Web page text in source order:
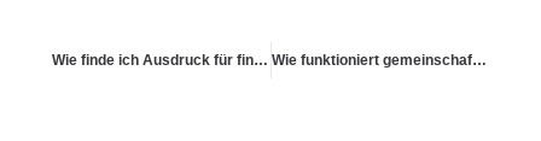
Wie finde ich Ausdruck für finanzielle Klarheit – jenseits von Excel? Wie funktioniert gemeinschaftliches Leben mit Weitsicht?